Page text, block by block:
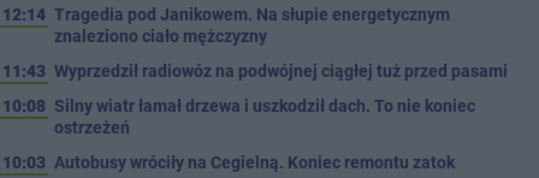
12:14 Tragedia pod Janikowem. Na słupie energetycznym
znaleziono ciało mężczyzny
11:43 Wyprzedził radiowóz na podwójnej ciągłej tuż przed pasami
10:08 Silny wiatr łamał drzewa i uszkodził dach. To nie koniec
ostrzeżeń
10:03 Autobusy wróciły na Cegielną. Koniec remontu zatok